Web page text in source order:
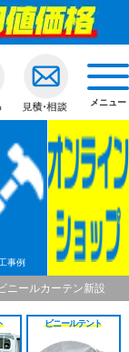
メニュー
事例
ニールカーテン新設
ビニールテント
透明ビニールカーテン
糸入ビニールカーテン
ターポリンビニール
パワーシートビニー
ターポリンメッシュ
不燃ターポリンビニ
耐熱ビニールカーテン
溶接遮光ビニールカ
透明ジャバラビニー
糸入りジャバラビニ
ターポリンジャバラ
コンビネーションジ
不燃ターポリンジャ
戻る
のれんカーテン式ビ
のれんカーテン可動
戻る
透明ロールスクリーン
透明糸入りロールス
ターポリンロールス
不燃ターポリンロー
透明電動ロールスク
糸入透明電動ロール
ターポリン電動ロー
不燃ターポリン電動
透明アコーディオン
糸入アコーディオン
ターポリンアコーデ
不燃ターポリンアコ
戻る
ネットカーテン/網
戻る
D30スチール製
D30アルミ製
D30ステンレス製
D30隙間シートレール
D40スチール製
D40アルミ製
D40ステンレス製
D40隙間シートレール
間仕切ポールスリム
間仕切ポール押さえ
間仕切ポールHGタイ
間仕切ポールXGタイ
間仕切ポールネット用
戻る
透明ビニールカバー
糸入りビニールカバー
合繊帆布ビニールカ
パワーシートビニー
ターポリンビニール
オプション加工
戻る
透明ビニールシート
糸入りビニールシート
合繊帆布ビニールシ
パワーシートビニー
ターポリンビニール
オプション加工
戻る
透明フィルム原反・
糸入フィルム原反・
ターポリン原反・カ
帯電防止ターポリン
ターポリンメッシュ
パワーシート原反・
不燃ターポリン原反
耐熱シート原反・カ